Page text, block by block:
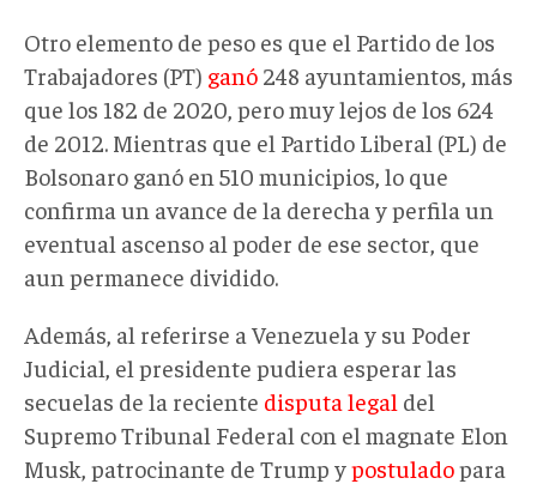
Otro elemento de peso es que el Partido de los
Trabajadores (PT) ganó 248 ayuntamientos, más
que los 182 de 2020, pero muy lejos de los 624
de 2012. Mientras que el Partido Liberal (PL) de
Bolsonaro ganó en 510 municipios, lo que
confirma un avance de la derecha y perfila un
eventual ascenso al poder de ese sector, que
aun permanece dividido.
Además, al referirse a Venezuela y su Poder
Judicial, el presidente pudiera esperar las
secuelas de la reciente disputa legal del
Supremo Tribunal Federal con el magnate Elon
Musk, patrocinante de Trump ypostuladopara